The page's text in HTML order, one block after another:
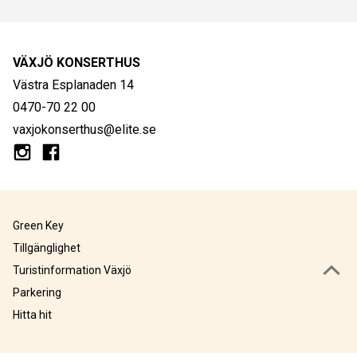
VÄXJÖ KONSERTHUS
Västra Esplanaden 14
0470-70 22 00
vaxjokonserthus@elite.se
Green Key
Tillgänglighet
Turistinformation Växjö
Parkering
Hitta hit